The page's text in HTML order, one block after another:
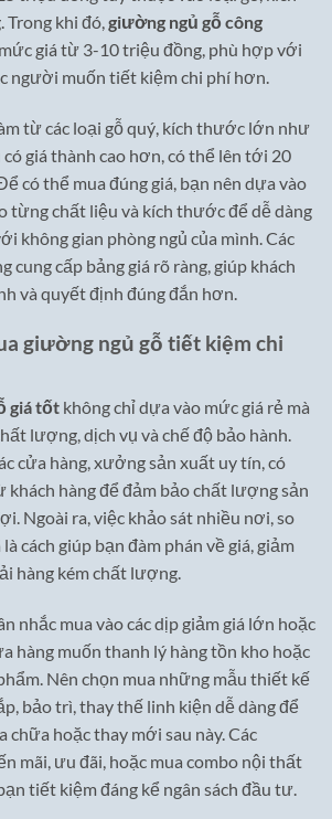
Trong khi đó,giường ngủ gỗ công
giá từ 3-10 triệu đồng, phù hợp với
người muốn tiết kiệm chi phí hơn.
từ các loại gỗ quý, kích thước lớn như
giá thành cao hơn, có thể lên tới 20
có thể mua đúng giá, bạn nên dựa vào
từng chất liệu và kích thước để dễ dàng
không gian phòng ngủ của mình. Các
cấp bảng giá rõ ràng, giúp khách
và quyết định đúng đắn hơn.
giường ngủ gỗ tiết kiệm chi
giá tốt không chỉ dựa vào mức giá rẻ mà
lượng, dịch vụ và chế độ bảo hành.
cửa hàng, xưởng sản xuất uy tín, có
khách hàng để đảm bảo chất lượng sản
Ngoài ra, việc khảo sát nhiều nơi, so
cách giúp bạn đàm phán về giá, giảm
hàng kém chất lượng.
nhắc mua vào các dịp giảm giá lớn hoặc
hàng muốn thanh lý hàng tồn kho hoặc
Nên chọn mua những mẫu thiết kế
bảo trì, thay thế linh kiện dễ dàng để
chữa hoặc thay mới sau này. Các
mãi, ưu đãi, hoặc mua combo nội thất
tiết kiệm đáng kể ngân sách đầu tư.